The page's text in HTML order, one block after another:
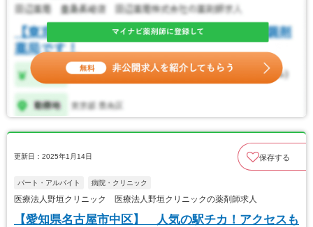
更新日：2025年1月14日 保存する
パート・アルバイト 病院・クリニック
医療法人野垣クリニック 医療法人野垣クリニックの薬剤師求人
【愛知県名古屋市中区】 人気の駅チカ！アクセスも